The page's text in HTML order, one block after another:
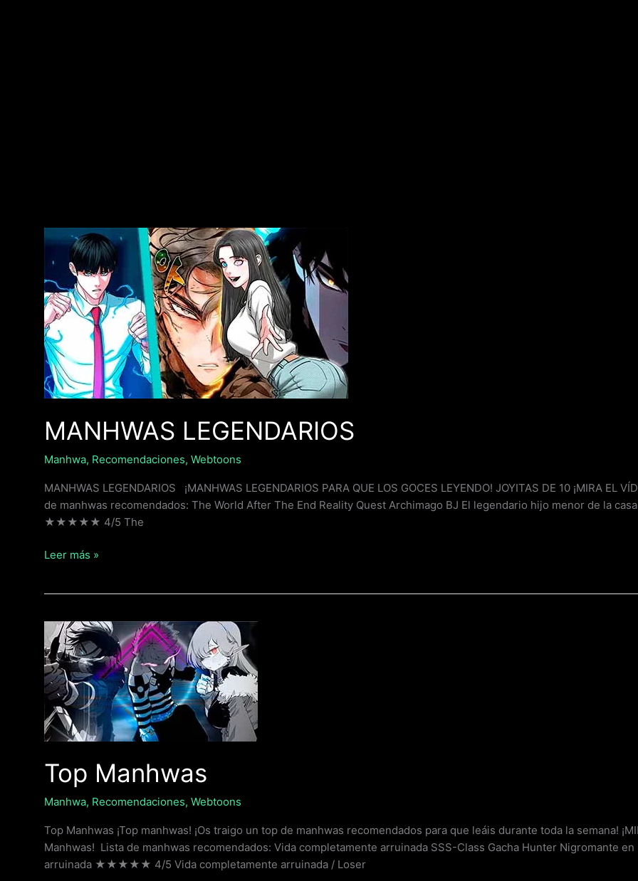
MANHWAS LEGENDARIOS
Manhwa, Recomendaciones, Webtoons
MANHWAS LEGENDARIOS ¡MANHWAS LEGENDARIOS PARA QUE LOS GOCES LEYENDO! JOYITAS DE 10 ¡MIRA EL
de manhwas recomendados: The World After The End Reality Quest Archimago BJ El legendario hijo menor de la
★★★★★ 4/5 The
MANHWAS
LEGENDARIOS
Leer más »
Top Manhwas
Manhwa, Recomendaciones, Webtoons
Top Manhwas ¡Top manhwas! ¡Os traigo un top de manhwas recomendados para que leáis durante toda la semana!
Manhwas! Lista de manhwas recomendados: Vida completamente arruinada SSS-Class Gacha Hunter Nigromante en
arruinada ★★★★★ 4/5 Vida completamente arruinada / Loser
Top
Manhwas